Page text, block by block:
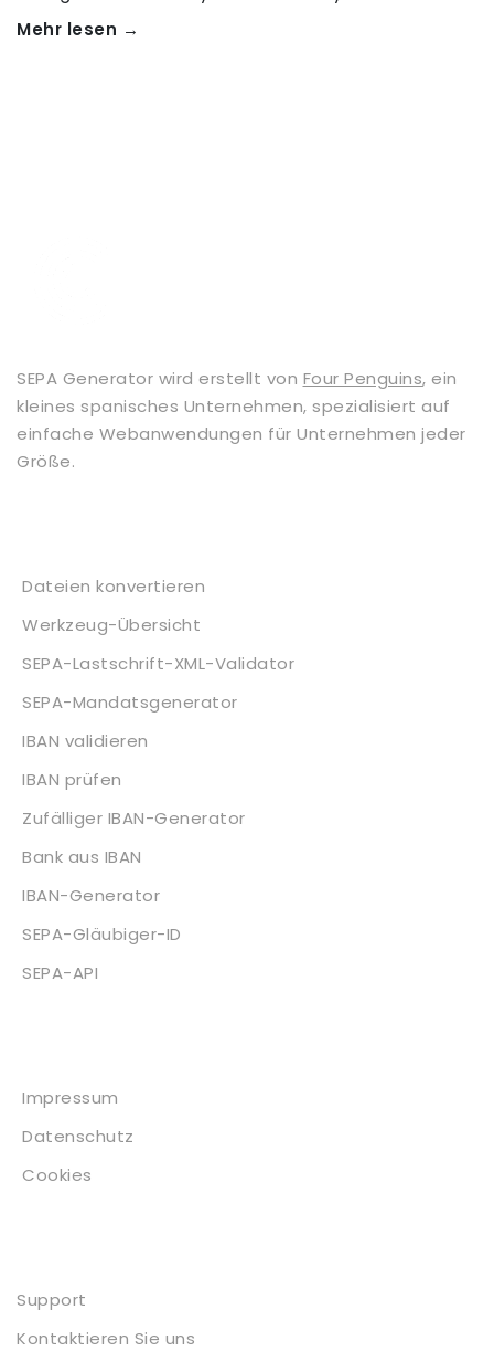
Mehr lesen →
SEPA Generator wird erstellt von Four Penguins, ein
kleines spanisches Unternehmen, spezialisiert auf
einfache Webanwendungen für Unternehmen jeder
Größe.
Dateien konvertieren
Werkzeug-Übersicht
SEPA-Lastschrift-XML-Validator
SEPA-Mandatsgenerator
IBAN validieren
IBAN prüfen
Zufälliger IBAN-Generator
Bank aus IBAN
IBAN-Generator
SEPA-Gläubiger-ID
SEPA-API
Impressum
Datenschutz
Cookies
Support
Kontaktieren Sie uns